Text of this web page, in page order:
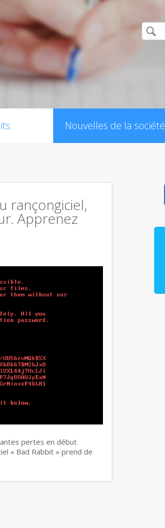
Nouvelles de la société
rançongiciel,
Apprenez
pertes en début
« Bad Rabbit » prend de